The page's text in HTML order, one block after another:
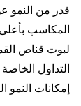
قدر من النمو
المكاسب
التداول
إمكانات النمو